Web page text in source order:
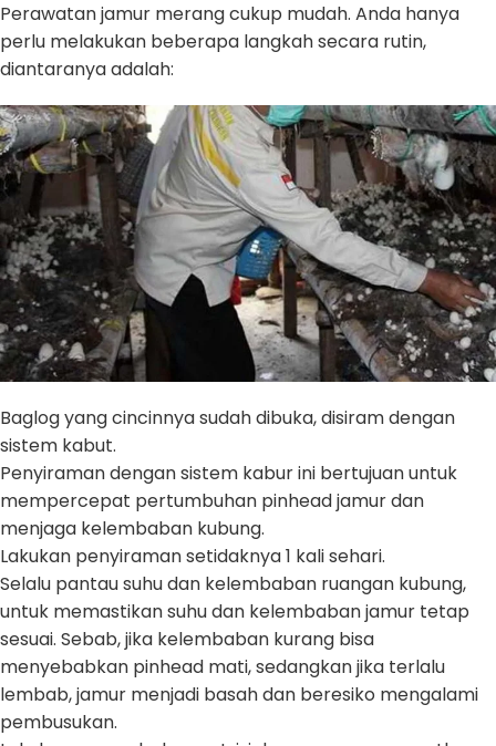
Perawatan jamur merang cukup mudah. Anda hanya
perlu melakukan beberapa langkah secara rutin,
diantaranya adalah:
Baglog yang cincinnya sudah dibuka, disiram dengan
sistem kabut.
Penyiraman dengan sistem kabur ini bertujuan untuk
mempercepat pertumbuhan pinhead jamur dan
menjaga kelembaban kubung.
Lakukan penyiraman setidaknya 1 kali sehari.
Selalu pantau suhu dan kelembaban ruangan kubung,
untuk memastikan suhu dan kelembaban jamur tetap
sesuai. Sebab, jika kelembaban kurang bisa
menyebabkan pinhead mati, sedangkan jika terlalu
lembab, jamur menjadi basah dan beresiko mengalami
pembusukan.